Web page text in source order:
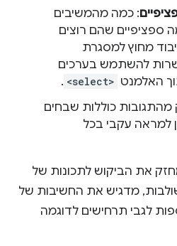
: כמה מהמשיבים
ספציפיים שהם רוצים
מחוץ למסגרת
להשתמש בערכים
האלמנט <select>
.
מהתגובות כוללות שבחים
למראה עקבי בכל
את הביקוש לתכונות של
מדגיש את החשיבות של
לגבי תרחישים לדוגמה